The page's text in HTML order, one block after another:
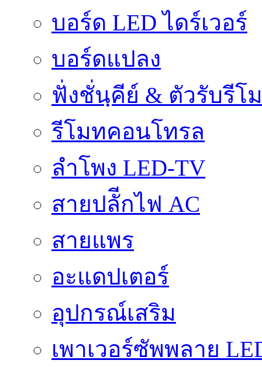
บอร์ด LED ไดร์เวอร์
บอร์ดแปลง
ฟั่งชั่นฺคีย์ & ตัวรับรีโ
รีโมทคอนโทรล
ลำโพง LED-TV
สายปลัีกไฟ AC
สายแพร
อะแดปเตอร์
อุปกรณ์เสริม
เพาเวอร์ซัพพลาย